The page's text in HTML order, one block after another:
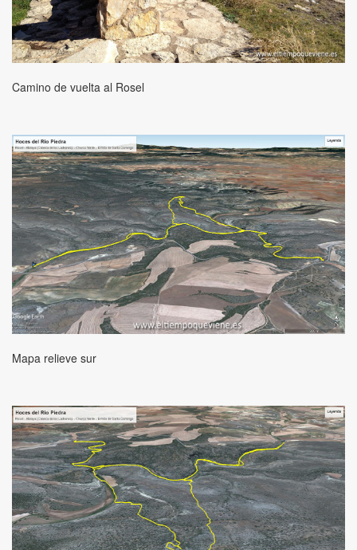
Camino de vuelta al Rosel
Mapa relieve sur